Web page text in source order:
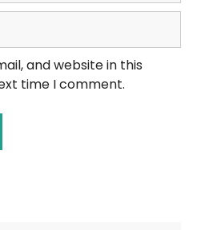
and website in this
time I comment.